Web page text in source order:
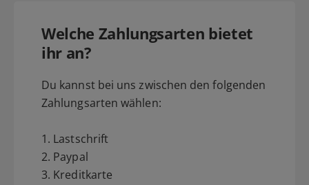
Welche Zahlungsarten bietet
ihr an?
Du kannst bei uns zwischen den folgenden
Zahlungsarten wählen:
1. Lastschrift
2. Paypal
3. Kreditkarte